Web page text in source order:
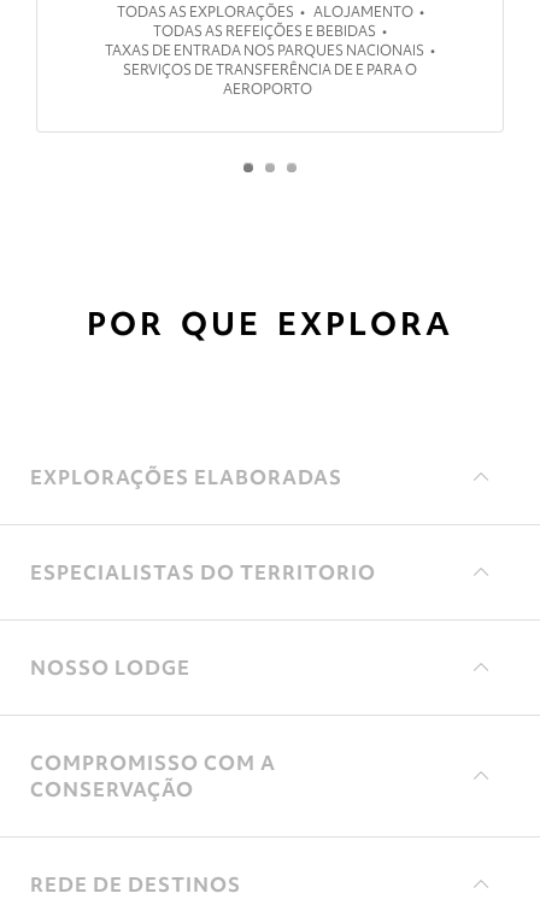
TODAS AS EXPLORAÇÕES
ALOJAMENTO
TODAS AS REFEIÇÕES E BEBIDAS
TAXAS DE ENTRADA NOS PARQUES NACIONAIS
SERVIÇOS DE TRANSFERÊNCIA DE E PARA O
AEROPORTO
POR QUE EXPLORA
EXPLORAÇÕES ELABORADAS
ESPECIALISTAS DO TERRITORIO
NOSSO LODGE
COMPROMISSO COM A
CONSERVAÇÃO
REDE DE DESTINOS